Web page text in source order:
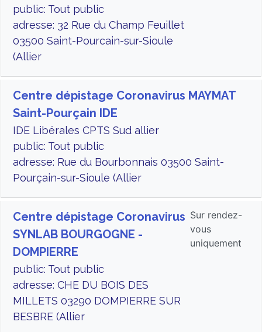
public: Tout public
adresse: 32 Rue du Champ Feuillet
03500 Saint-Pourcain-sur-Sioule
(Allier
Centre dépistage Coronavirus MAYMAT
Saint-Pourçain IDE
IDE Libérales CPTS Sud allier
public: Tout public
adresse: Rue du Bourbonnais 03500 Saint-
Pourçain-sur-Sioule (Allier
Centre dépistage Coronavirus
SYNLAB BOURGOGNE -
DOMPIERRE
public: Tout public
adresse: CHE DU BOIS DES
MILLETS 03290 DOMPIERRE SUR
BESBRE (Allier
Sur rendez-
vous
uniquement